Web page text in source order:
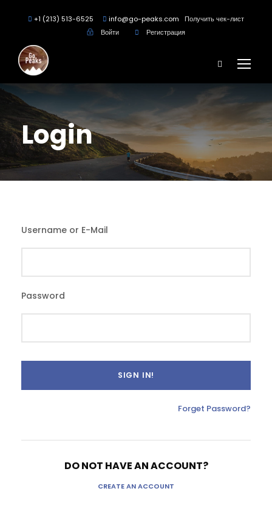
+1 (213) 513-6525 info@go-peaks.com
Получить чек-лист
Войти
Регистрация
Login
Username or E-Mail
Password
Forget Password?
DO NOT HAVE AN ACCOUNT?
CREATE AN ACCOUNT